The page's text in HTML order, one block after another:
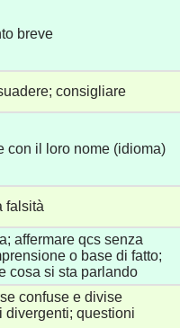
breve
consigliare
con il loro nome (idioma)
falsità
affermare qcs senza
o base di fatto;
cosa si sta parlando
confuse e divise
divergenti; questioni